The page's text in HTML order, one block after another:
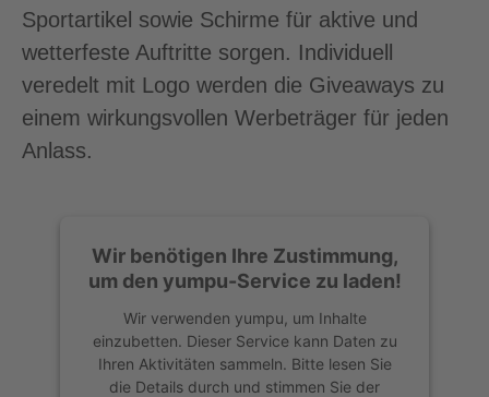
Sportartikel sowie Schirme für aktive und
wetterfeste Auftritte sorgen. Individuell
veredelt mit Logo werden die Giveaways zu
einem wirkungsvollen Werbeträger für jeden
Anlass.
Wir benötigen Ihre Zustimmung,
um den yumpu-Service zu laden!
Wir verwenden yumpu, um Inhalte
einzubetten. Dieser Service kann Daten zu
Ihren Aktivitäten sammeln. Bitte lesen Sie
die Details durch und stimmen Sie der